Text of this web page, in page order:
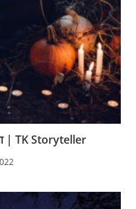
| TK Storyteller